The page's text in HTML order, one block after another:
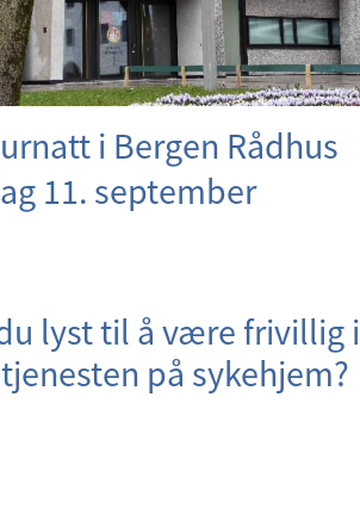
i Bergen Rådhus
11. september
lyst til å være frivillig i
på sykehjem?